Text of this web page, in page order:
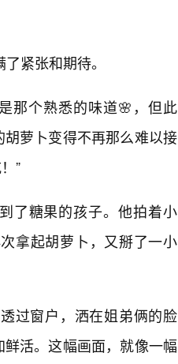
紧张和期待。
那个熟悉的味道🌸，但此
萝卜变得不再那么难以接
”
了糖果的孩子。他拍着小
拿起胡萝卜，又掰了一小
过窗户，洒在姐弟俩的脸
活。这幅画面，就像一幅